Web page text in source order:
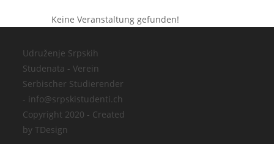
Keine Veranstaltung gefunden!
Udruženje Srpskih
Studenata - Verein
Serbischer Studierender
- info@srpskistudenti.ch
Copyright 2020 - Created
by TDesign